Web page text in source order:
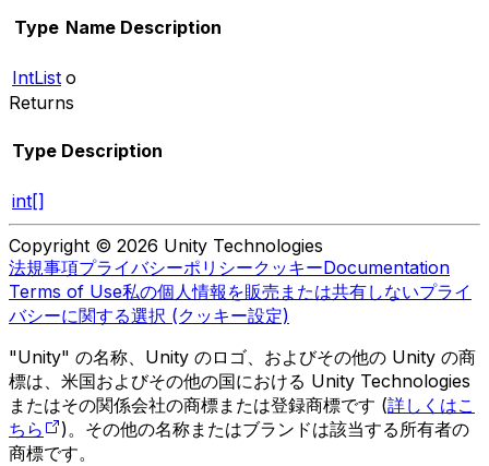
Type Name Description
IntList o
Returns
Type Description
int[]
Copyright © 2026 Unity Technologies
法規事項プライバシーポリシークッキーDocumentation
Terms of Use私の個人情報を販売または共有しないプライ
バシーに関する選択 (クッキー設定)
"Unity" の名称、Unity のロゴ、およびその他の Unity の商
標は、米国およびその他の国における Unity Technologies
またはその関係会社の商標または登録商標です (詳しくはこ
ちら
)。その他の名称またはブランドは該当する所有者の
商標です。